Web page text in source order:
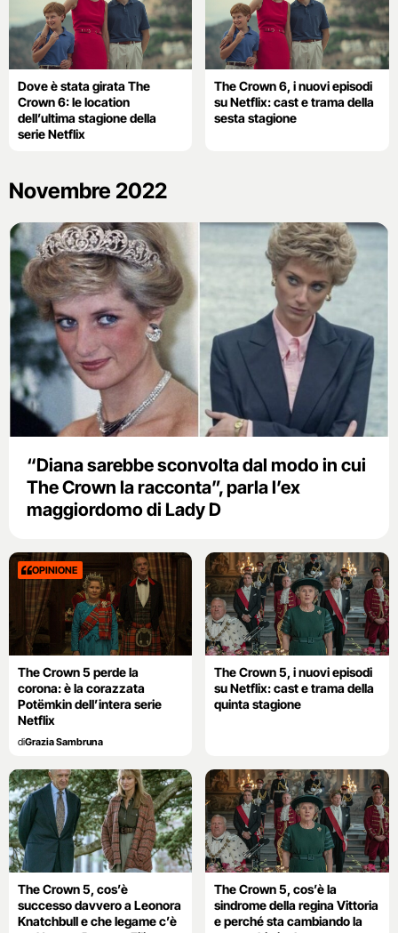
Dove è stata girata The
Crown 6: le location
dell’ultima stagione della
serie Netflix
The Crown 6, i nuovi episodi
su Netflix: cast e trama della
sesta stagione
Novembre 2022
“Diana sarebbe sconvolta dal modo in cui
The Crown la racconta”, parla l’ex
maggiordomo di Lady D
OPINIONE
The Crown 5 perde la
corona: è la corazzata
Potëmkin dell’intera serie
Netflix
diGrazia Sambruna
The Crown 5, i nuovi episodi
su Netflix: cast e trama della
quinta stagione
The Crown 5, cos’è
successo davvero a Leonora
Knatchbull e che legame c’è
The Crown 5, cos’è la
sindrome della regina Vittoria
e perché sta cambiando la